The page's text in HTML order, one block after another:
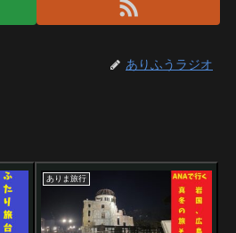
ありふうラジオ
ありま旅行